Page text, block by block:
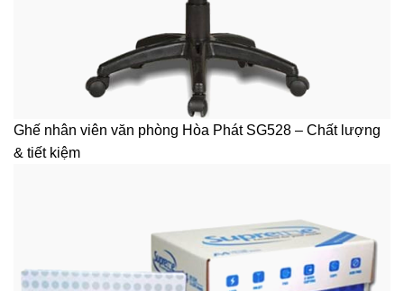
Ghế nhân viên văn phòng Hòa Phát SG528 – Chất lượng
& tiết kiệm